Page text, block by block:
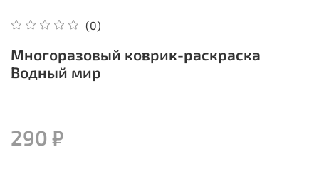
(0)
Многоразовый коврик-раскраска
Водный мир
290 ₽